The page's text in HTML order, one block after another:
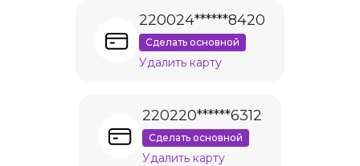
220024******8420
Сделать основной
Удалить карту
220220******6312
Сделать основной
Удалить карту